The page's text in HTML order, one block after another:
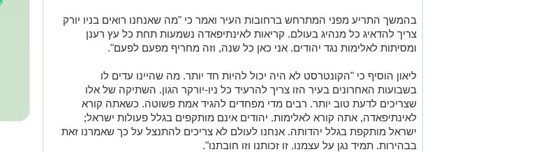
בהמשך התריע מפני המתרחש ברחובות העיר ואמר כי "מה שאנחנו רואים בניו יורק
צריך להדאיג כל מנהיג בעולם. קריאות לאינתיפאדה נשמעות תחת כל עץ רענן
ומסיתות לאלימות נגד יהודים. אני כאן כל שנה, וזה מחריף מפעם לפעם".
ליאון הוסיף כי "הקונטרסט לא היה יכול להיות חד יותר. מה שהיינו עדים לו
בשבועות האחרונים בעיר הזו צריך להרעיד כל ניו-יורקר הגון. השתיקה של אלו
שצריכים לדעת טוב יותר. רבים מדי מפחדים להגיד אמת פשוטה. כשאתה קורא
לאינתיפאדה, אתה קורא לאלימות. יהודים אינם מותקפים בגלל פעולות ישראל;
ישראל מותקפת בגלל יהדותה. אנחנו לעולם לא צריכים להתנצל על כך שאמרנו זאת
בבהירות. תמיד נגן על עצמנו. זו זכותנו וזו חובתנו".